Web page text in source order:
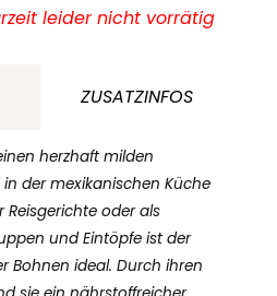
leider nicht vorrätig
ZUSATZINFOS
herzhaft milden
der mexikanischen Küche
Reisgerichte oder als
und Eintöpfe ist der
Bohnen ideal. Durch ihren